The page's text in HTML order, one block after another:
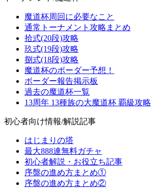
魔道杯周回に必要なこと
通常トーナメント攻略まとめ
拾式(20段)攻略
玖式(19段)攻略
捌式(18段)攻略
魔道杯のボーダー予想！
ボーダー報告掲示板
過去の魔道杯一覧
13周年 13種族の大魔道杯 覇級攻略
初心者向け情報/解説記事
はじまりの塔
最大888連無料ガチャ
初心者解説・お役立ち記事
序盤の進め方まとめ①
序盤の進め方まとめ②